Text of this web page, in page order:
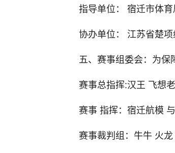
指导单位： 宿迁市体
协办单位： 江苏省楚
五、赛事组委会：为
赛事总指挥:汉王 飞想
赛事 指挥：宿迁航模
赛事裁判组：牛牛 火